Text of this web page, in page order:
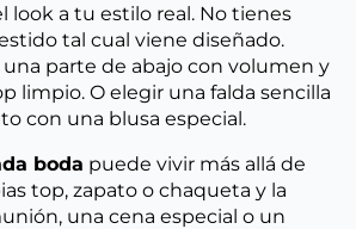
look a tu estilo real. No tienes
tal cual viene diseñado.
parte de abajo con volumen y
limpio. O elegir una falda sencilla
con una blusa especial.
boda puede vivir más allá de
top, zapato o chaqueta y la
una cena especial o un